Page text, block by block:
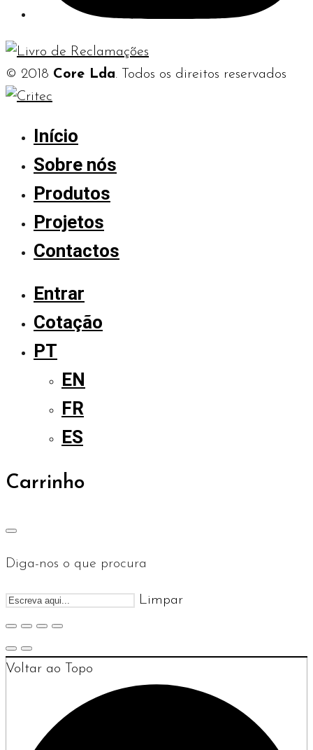
© 2018 Core Lda. Todos os direitos reservados
Início
Sobre nós
Produtos
Projetos
Contactos
Entrar
Cotação
PT
EN
FR
ES
Carrinho
Diga-nos o que procura
Limpar
Voltar ao Topo